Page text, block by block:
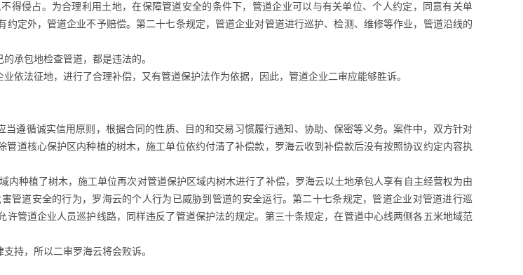
得侵占。为合理利用土地，在保障管道安全的条件下，管道企业可以与有关单位、个人约定，同意有关单
定外，管道企业不予赔偿。第二十七条规定，管道企业对管道进行巡护、检测、维修等作业，管道沿线的
承包地检查管道，都是违法的。
依法征地，进行了合理补偿，又有管道保护法作为依据，因此，管道企业二审应能够胜诉。
遵循诚实信用原则，根据合同的性质、目的和交易习惯履行通知、协助、保密等义务。案件中，双方针对
道核心保护区内种植的树木，施工单位依约付清了补偿款，罗海云收到补偿款后没有按照协议约定内容执
种植了树木，施工单位再次对管道保护区域内树木进行了补偿，罗海云以土地承包人享有自主经营权为由
管道安全的行为，罗海云的个人行为已威胁到管道的安全运行。第二十七条规定，管道企业对管道进行巡
管道企业人员巡护线路，同样违反了管道保护法的规定。第三十条规定，在管道中心线两侧各五米地域范
持，所以二审罗海云将会败诉。